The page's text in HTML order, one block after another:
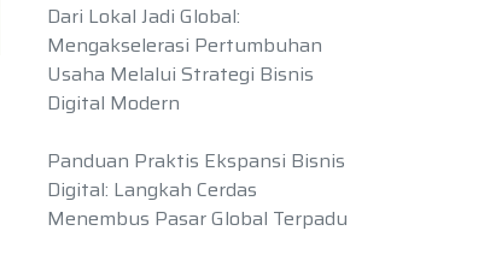
Dari Lokal Jadi Global:
Mengakselerasi Pertumbuhan
Usaha Melalui Strategi Bisnis
Digital Modern
Panduan Praktis Ekspansi Bisnis
Digital: Langkah Cerdas
Menembus Pasar Global Terpadu